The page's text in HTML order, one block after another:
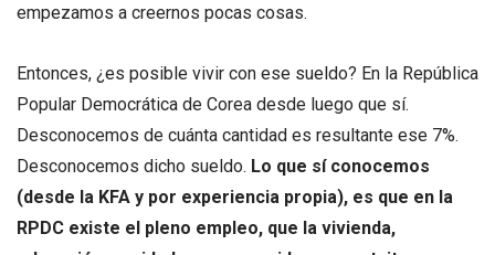
empezamos a creernos pocas cosas.
Entonces, ¿es posible vivir con ese sueldo? En la República
Popular Democrática de Corea desde luego que sí.
Desconocemos de cuánta cantidad es resultante ese 7%.
Desconocemos dicho sueldo. Lo que sí conocemos
(desde la KFA y por experiencia propia), es que en la
RPDC existe el pleno empleo, que la vivienda,